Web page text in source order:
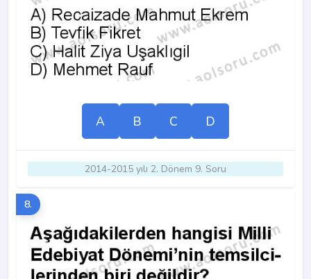
A B C D
2014-2015 yılı 2. Dönem 9. Soru
8.